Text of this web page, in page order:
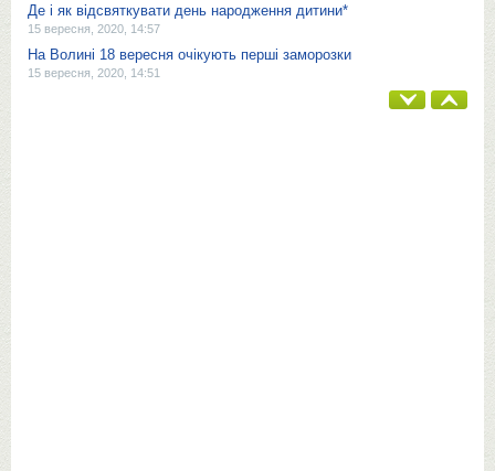
Де і як відсвяткувати день народження дитини*
15 вересня, 2020, 14:57
На Волині 18 вересня очікують перші заморозки
15 вересня, 2020, 14:51